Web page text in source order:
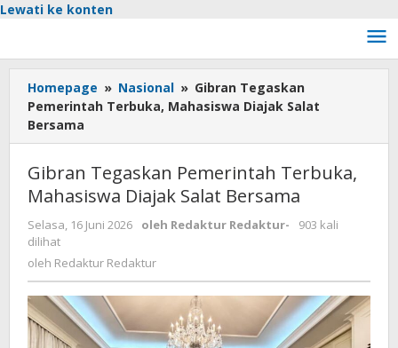
Lewati ke konten
Homepage » Nasional » Gibran Tegaskan
Pemerintah Terbuka, Mahasiswa Diajak Salat
Bersama
Gibran Tegaskan Pemerintah Terbuka,
Mahasiswa Diajak Salat Bersama
Selasa, 16 Juni 2026 oleh Redaktur Redaktur-
903 kali
dilihat
oleh Redaktur Redaktur